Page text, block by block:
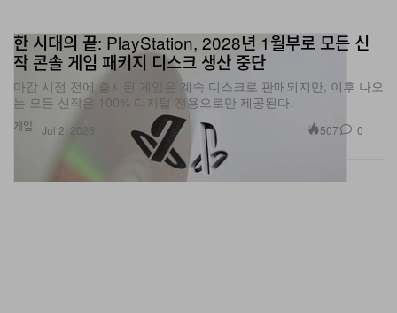
게임
한 시대의 끝: PlayStation, 2028년 1월부로 모든 신
작 콘솔 게임 패키지 디스크 생산 중단
마감 시점 전에 출시된 게임은 계속 디스크로 판매되지만, 이후 나오
는 모든 신작은 100% 디지털 전용으로만 제공된다.
Jul 2, 2026 507 0